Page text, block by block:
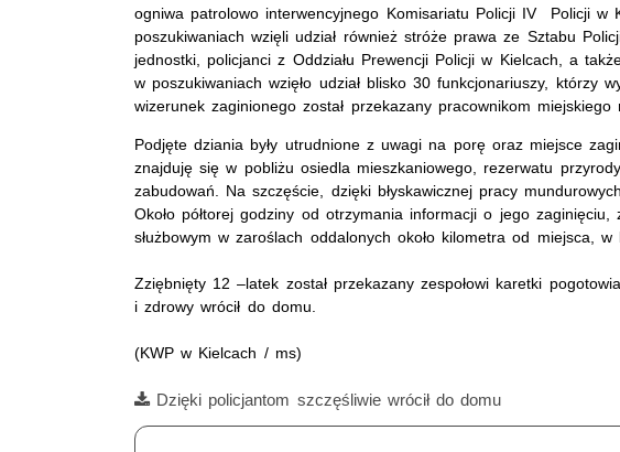
ogniwa patrolowo interwencyjnego Komisariatu Policji IV Policji w
poszukiwaniach wzięli udział również stróże prawa ze Sztabu
jednostki, policjanci z Oddziału Prewencji Policji w Kielcach, a
w poszukiwaniach wzięło udział blisko 30 funkcjonariuszy, którzy
wizerunek zaginionego został przekazany pracownikom
Podjęte dziania były utrudnione z uwagi na porę oraz miejsce
znajduję się w pobliżu osiedla mieszkaniowego, rezerwatu
zabudowań. Na szczęście, dzięki błyskawicznej pracy
Około półtorej godziny od otrzymania informacji o jego
służbowym w zaroślach oddalonych około kilometra od miejsca,
Zziębnięty 12 –latek został przekazany zespołowi karetki
i zdrowy wrócił do domu.
(KWP w Kielcach / ms)
Film
Dzięki policjantom szczęśliwie wrócił do domu